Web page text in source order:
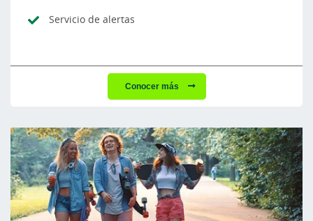
Servicio de alertas
Conocer más